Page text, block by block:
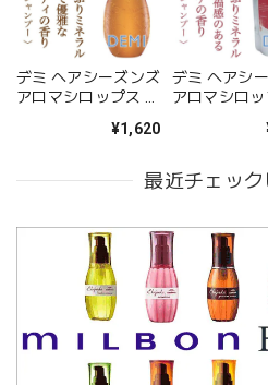
デミ ヘアシーズンズ
アロマシロップス へ
¥1,620
デミ ヘアシ
アロマシロッ
ャンプー
最近チェッ